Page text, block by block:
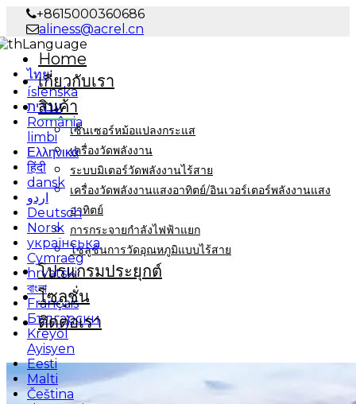
+8615000360686
aliness@acrel.cn
Language
ไทย
íslenska
עברית
România
limbi
Ελληνικά
हिंदी
dansk
اردو
Deutsch
Norsk
українська
Cymraeg
hrvatski
বাংলা
Français
Български
Kreyòl
Ayisyen
Eesti
Malti
Čeština
Home
เกี่ยวกับเรา
สินค้า
เซ็นเซอร์หม้อแปลงกระแส
เครื่องวัดพลังงาน
ระบบมิเตอร์วัดพลังงานไร้สาย
เครื่องวัดพลังงานแสงอาทิตย์/อินเวอร์เตอร์พลังงานแสง
อาทิตย์
การกระจายกำลังไฟฟ้าแยก
โซลูชันการวัดอุณหภูมิแบบไร้สาย
โปรแกรมประยุกต์
โซลูชั่น
ติดต่อเรา